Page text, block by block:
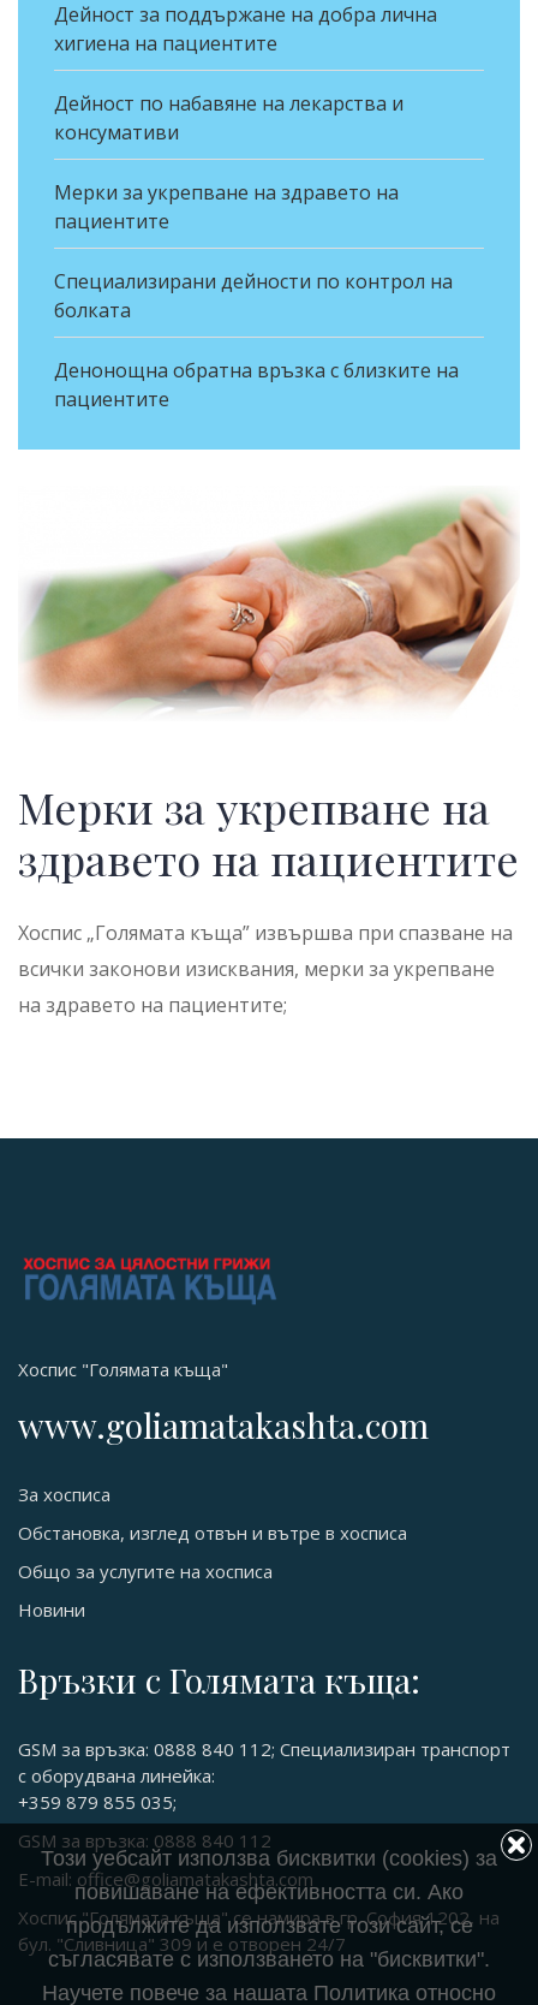
Дейност за поддържане на добра лична
хигиена на пациентите
Дейност по набавяне на лекарства и
консумативи
Мерки за укрепване на здравето на
пациентите
Специализирани дейности по контрол на
болката
Денонощна обратна връзка с близките на
пациентите
Мерки за укрепване на
здравето на пациентите
Хоспис „Голямата къща” извършва при спазване на
всички законови изисквания, мерки за укрепване
на здравето на пациентите;
Хоспис "Голямата къща"
www.goliamatakashta.com
За хосписа
Обстановка, изглед отвън и вътре в хосписа
Общо за услугите на хосписа
Новини
Връзки с Голямата къща:
GSM за връзка: 0888 840 112; Специализиран транспорт
с оборудвана линейка:
+359 879 855 035;
GSM за връзка: 0888 840 112
E-mail: office@goliamatakashta.com
Хоспис "Голямата къща" се намира в гр. София 1202, на
бул. "Сливница" 309 и е отворен 24/7
Този уебсайт използва бисквитки (cookies) за
повишаване на ефективността си. Ако
продължите да използвате този сайт, се
съгласявате с използването на "бисквитки".
Научете повече за нашата Политика относно